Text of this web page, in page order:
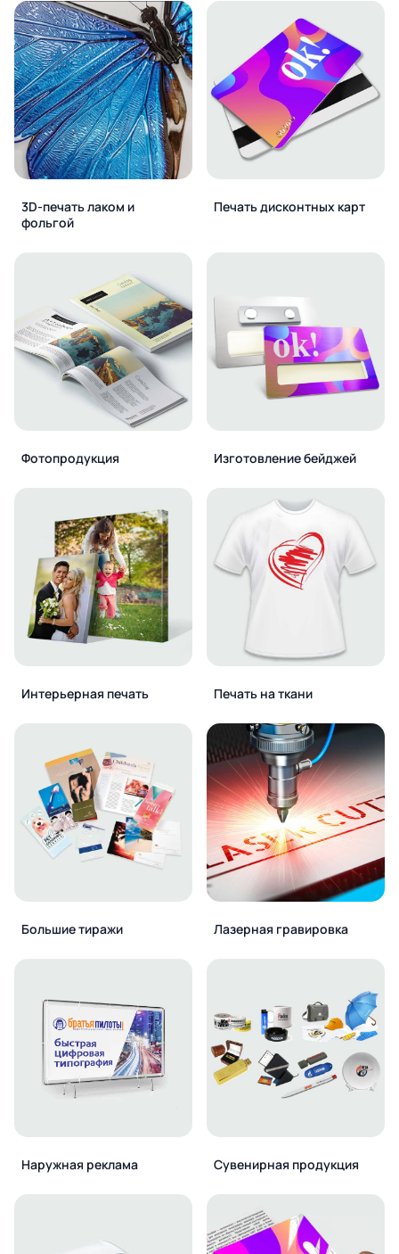
3D-печать лаком и
фольгой
Печать дисконтных карт
Фотопродукция Изготовление бейджей
Интерьерная печать Печать на ткани
Большие тиражи Лазерная гравировка
Наружная реклама Сувенирная продукция